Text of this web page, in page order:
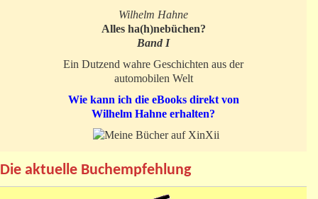
Wilhelm Hahne
Alles ha(h)nebüchen?
Band I
Ein Dutzend wahre Geschichten aus der
automobilen Welt
Wie kann ich die eBooks direkt von
Wilhelm Hahne erhalten?
Die aktuelle Buchempfehlung